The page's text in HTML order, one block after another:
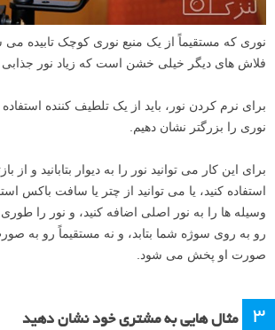
فلاش های دیگر خیلی خشن است که زیاد نور
برای نرم کردن نور، باید از یک تلطیف کننده
نوری را بزرگتر نشان دهیم.
برای این کار می توانید نور را به دیوار بتابانید و
استفاده کنید، یا می توانید از چتر یا سافت باکس
وسیله ها را به نور اصلی اضافه کنید، و نور را طوری
رو به روی سوژه شما بتابد، و نه مستقیماً رو به
صورت او پخش می شود.
۳ مثال هایی به مشتری خود نشان دهید